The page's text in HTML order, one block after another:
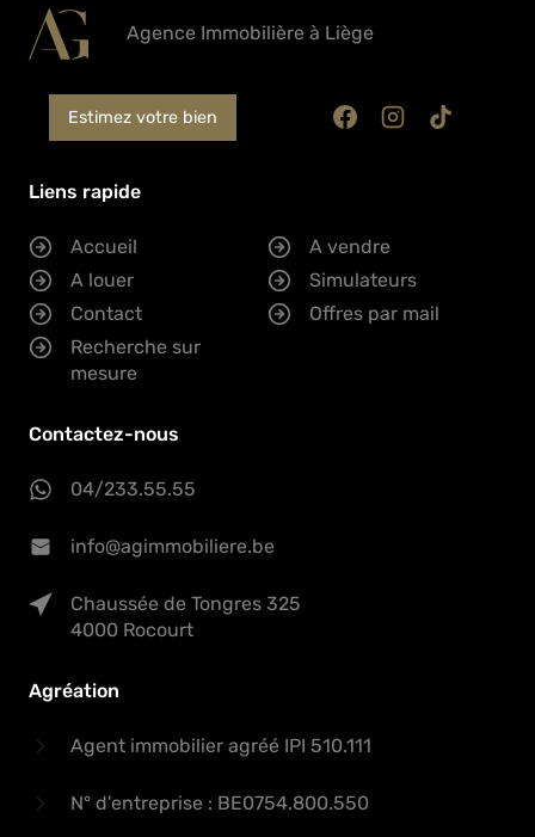
Agence Immobilière à Liège
Estimez votre bien
Liens rapide
Accueil
A vendre
A louer
Simulateurs
Contact
Offres par mail
Recherche sur
mesure
Contactez-nous
04/233.55.55
info@agimmobiliere.be
Chaussée de Tongres 325
4000 Rocourt
Agréation
Agent immobilier agréé IPI 510.111
N° d'entreprise : BE0754.800.550